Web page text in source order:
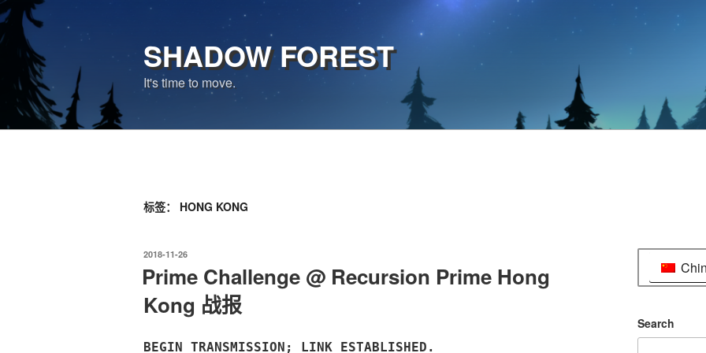
跳
至
内
SHADOW FOREST
It's time to move.
标签： HONG KONG
发
于
2018-11-26
Prime Challenge @ Recursion Prime Hong
Kong 战报
BEGIN TRANSMISSION; LINK ESTABLISHED.
Search